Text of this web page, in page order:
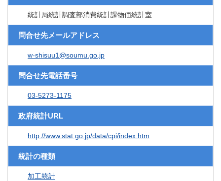
統計局統計調査部消費統計課物価統計室
問合せ先メールアドレス
w-shisuu1@soumu.go.jp
問合せ先電話番号
03-5273-1175
政府統計URL
http://www.stat.go.jp/data/cpi/index.htm
統計の種類
加工統計